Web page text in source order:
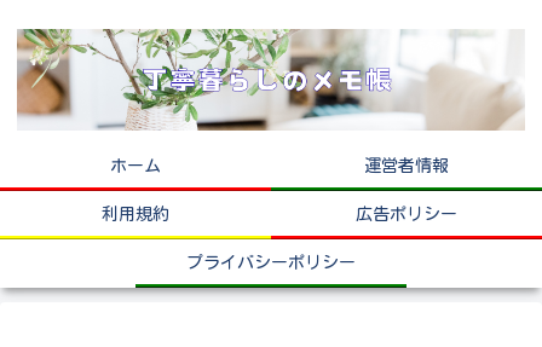
ホーム 運営者情報
利用規約 広告ポリシー
プライバシーポリシー